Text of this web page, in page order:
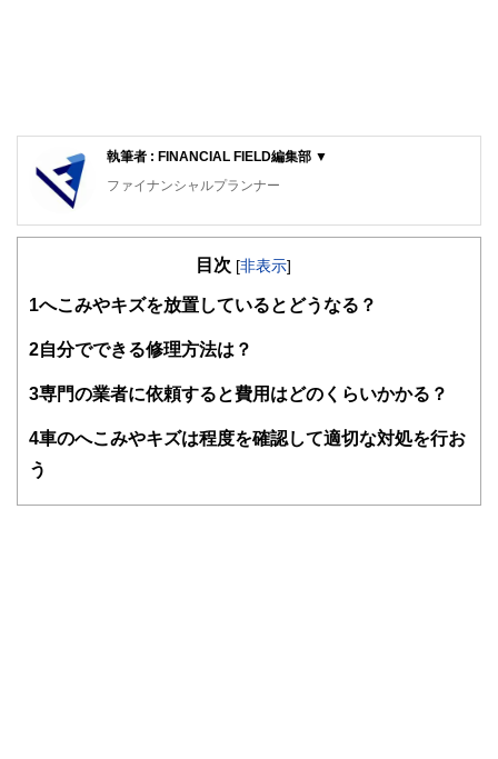
執筆者 : FINANCIAL FIELD編集部 ▼
ファイナンシャルプランナー
FinancialField編集部は、金融、経済に関する記事を、日々
知識がない方でも理解できるようわかりやすく発信していま
得者を中心に「お金や暮らし」に関する書籍・雑誌の編集経
験者で構成され、企画立案から記事掲載まですべての工程に
護士、税理士、宅地建物取引士、相続診断士、住宅ローンア
目次 [非表示]
1 へこみやキズを放置しているとどうなる？
2自分でできる修理方法は？
3専門の業者に依頼すると費用はどのくらいかかる？
4車のへこみやキズは程度を確認して適切な対処を行お
う